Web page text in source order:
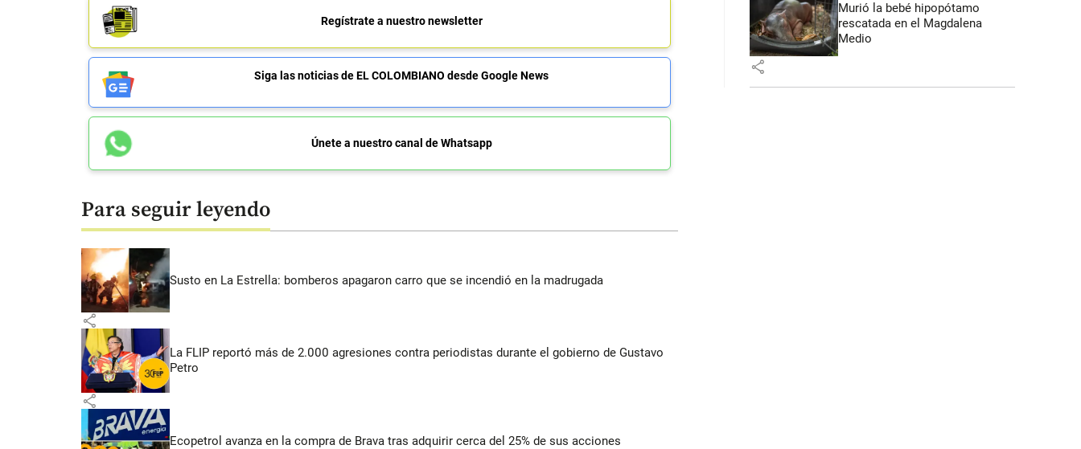
Regístrate a nuestro newsletter
Siga las noticias de EL COLOMBIANO desde Google News
Únete a nuestro canal de Whatsapp
Para seguir leyendo
Susto en La Estrella: bomberos apagaron carro que se incendió en la madrugada
share
La FLIP reportó más de 2.000 agresiones contra periodistas durante el gobierno de Gustavo
Petro
share
Ecopetrol avanza en la compra de Brava tras adquirir cerca del 25% de sus acciones
Murió la bebé hipopótamo
rescatada en el Magdalena
Medio
share